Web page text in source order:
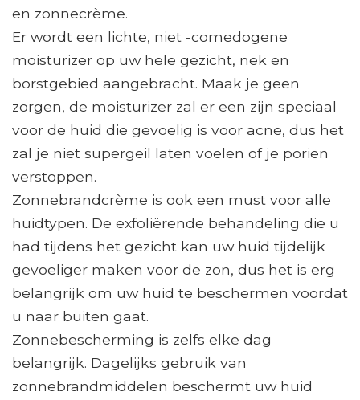
en zonnecrème.
Er wordt een lichte, niet -comedogene
moisturizer op uw hele gezicht, nek en
borstgebied aangebracht. Maak je geen
zorgen, de moisturizer zal er een zijn speciaal
voor de huid die gevoelig is voor acne, dus het
zal je niet supergeil laten voelen of je poriën
verstoppen.
Zonnebrandcrème is ook een must voor alle
huidtypen. De exfoliërende behandeling die u
had tijdens het gezicht kan uw huid tijdelijk
gevoeliger maken voor de zon, dus het is erg
belangrijk om uw huid te beschermen voordat
u naar buiten gaat.
Zonnebescherming is zelfs elke dag
belangrijk. Dagelijks gebruik van
zonnebrandmiddelen beschermt uw huid